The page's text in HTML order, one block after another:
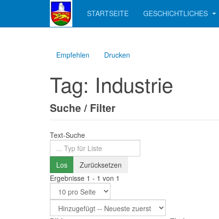
STARTSEITE GESCHICHTLICHES
Empfehlen Drucken
Tag: Industrie
Suche / Filter
Text-Suche
Los
Zurücksetzen
Ergebnisse 1 - 1 von 1